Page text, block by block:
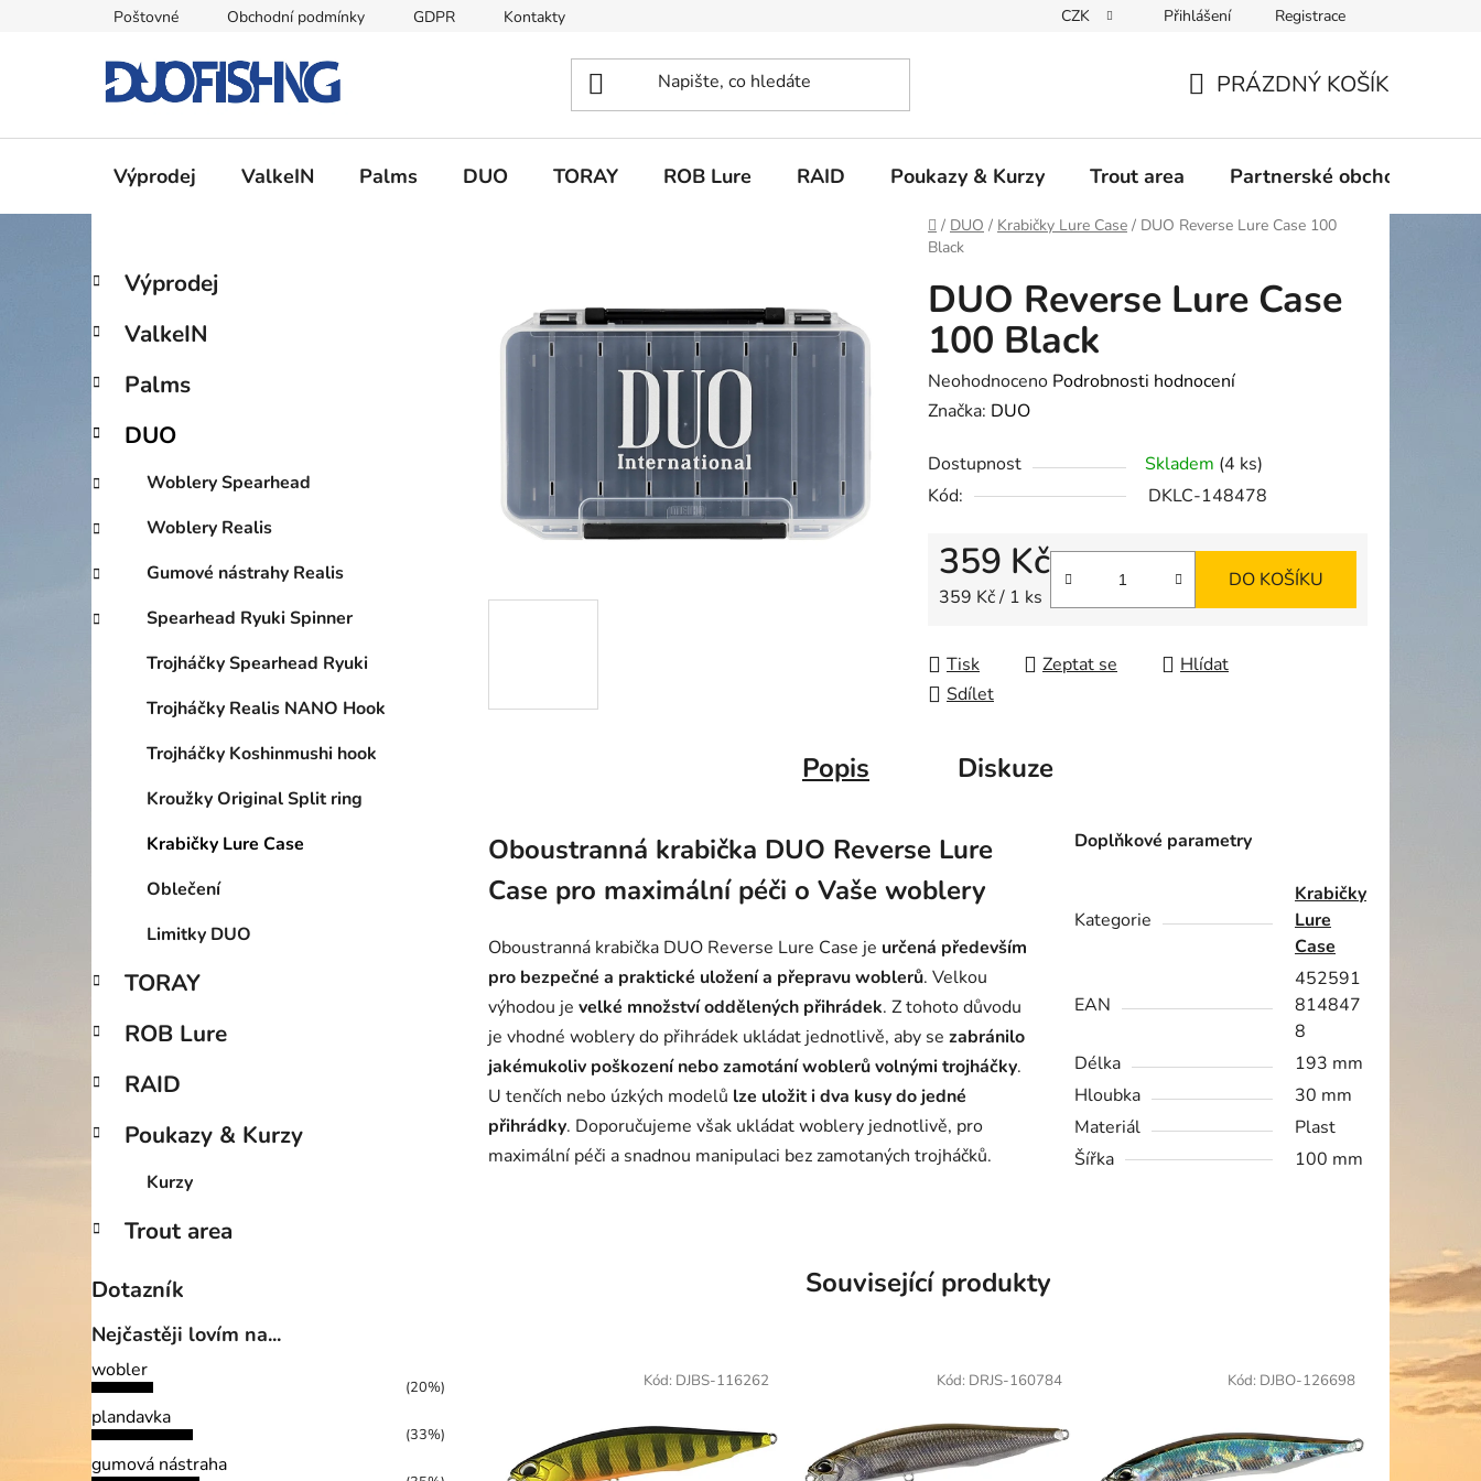
Poštovné Obchodní podmínky GDPR Kontakty CZK Přihlášení Registrace
KOŠÍK
PRÁZDNÝ KOŠÍK
Výprodej ValkeIN Palms DUO TORAY ROB Lure RAID Poukazy & Kurzy Trout area Partnerské obchody
Domů
/ DUO / Krabičky Lure Case / DUO Reverse Lure Case 100
Black
P
s
r
n
n
í
p
n
e
Přeskočit
kategorie
K
a
e
o
i
Výprodej
ValkeIN
Palms
DUO
Woblery Spearhead
Woblery Realis
Gumové nástrahy Realis
Spearhead Ryuki Spinner
Trojháčky Spearhead Ryuki
Trojháčky Realis NANO Hook
Trojháčky Koshinmushi hook
Kroužky Original Split ring
Krabičky Lure Case
Oblečení
Limitky DUO
TORAY
ROB Lure
RAID
Poukazy & Kurzy
Kurzy
Trout area
Dotazník
Nejčastěji lovím na...
wobler
(20%)
plandavka
(33%)
gumová nástraha
DUO Reverse Lure Case
100 Black
Průměrné
hodnocení
je
0,0
hvězdiček.
Neohodnoceno Podrobnosti hodnocení
Značka: DUO
Dostupnost Skladem (4 ks)
Kód:
DKLC-148478
359 Kč
Měrná cena:
359 Kč / 1 ks
DO KOŠÍKU
Tisk Zeptat se
Hlídat
Sdílet
Popis Diskuze
Oboustranná krabička DUO Reverse Lure
Case pro maximální péči o Vaše woblery
Oboustranná krabička DUO Reverse Lure Case je určená především
pro bezpečné a praktické uložení a přepravu woblerů. Velkou
výhodou je velké množství oddělených přihrádek. Z tohoto důvodu
je vhodné woblery do přihrádek ukládat jednotlivě, aby se zabránilo
jakémukoliv poškození nebo zamotání woblerů volnými trojháčky.
U tenčích nebo úzkých modelů lze uložit i dva kusy do jedné
přihrádky. Doporučujeme však ukládat woblery jednotlivě, pro
maximální péči a snadnou manipulaci bez zamotaných trojháčků.
Doplňkové parametry
Kategorie
Krabičky
Lure
Case
EAN
452591
814847
8
Délka
193 mm
Hloubka
30 mm
Materiál
Plast
Šířka
100 mm
Související produkty
Kód: DJBS-116262 Kód: DRJS-160784 Kód: DJBO-126698